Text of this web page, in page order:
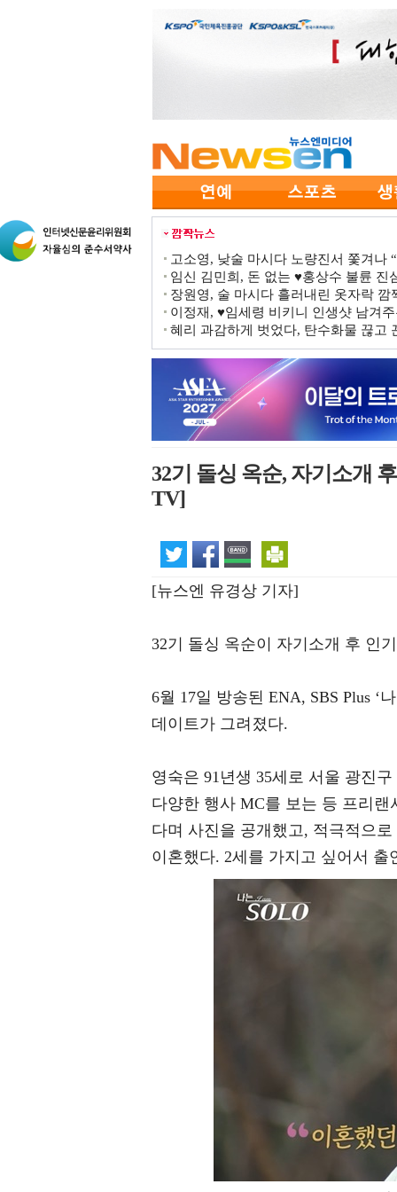
고소영, 낮술 마시다 노량진서 쫓겨나
임신 김민희, 돈 없는 ♥홍상수 불륜
장원영, 술 마시다 흘러내린 옷자락
이정재, ♥임세령 비키니 인생샷 남겨
혜리 과감하게 벗었다, 탄수화물 끊고
32기 돌싱 옥순, 자기소개
TV]
[뉴스엔 유경상 기자]
32기 돌싱 옥순이 자기소개 후 인
6월 17일 방송된 ENA, SBS Plus ‘
데이트가 그려졌다.
영숙은 91년생 35세로 서울 광진
다양한 행사 MC를 보는 등 프리랜
다며 사진을 공개했고, 적극적으
이혼했다. 2세를 가지고 싶어서